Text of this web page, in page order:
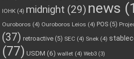
IOHK (4) midnight (29) news
Ouroboros (4) Ouroboros Leios (4) POS (5)
(37) retroactive (5) SEC (4) Snek (4)
(77) USDM (6) wallet (4) Web3 (3)